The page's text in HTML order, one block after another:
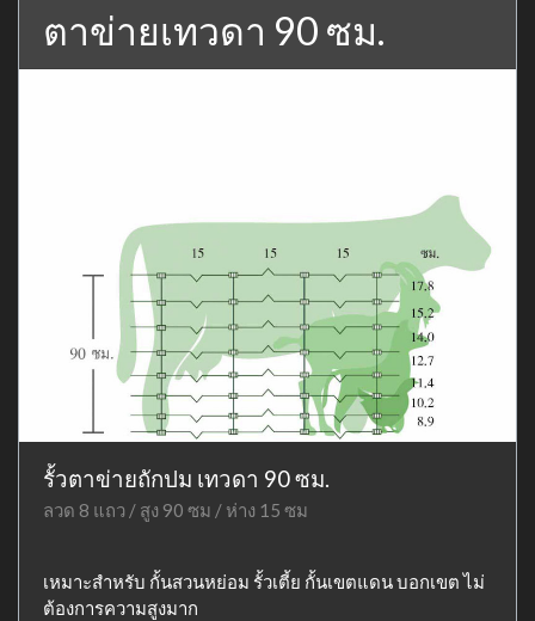
ตาข่ายเทวดา 90 ซม.
รั้วตาข่ายถักปม เทวดา 90 ซม.
ลวด 8 แถว / สูง 90 ซม / ห่าง 15 ซม
เหมาะสำหรับ กั้นสวนหย่อม รั้วเตี้ย กั้นเขตแดน บอกเขต ไม่
ต้องการความสูงมาก